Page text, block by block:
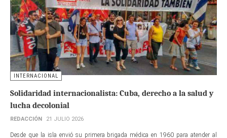
INTERNACIONAL
Solidaridad internacionalista: Cuba, derecho a la salud y
lucha decolonial
REDACCIÓN 21 JULIO 2026
Desde que la isla envió su primera brigada médica en 1960 para atender al